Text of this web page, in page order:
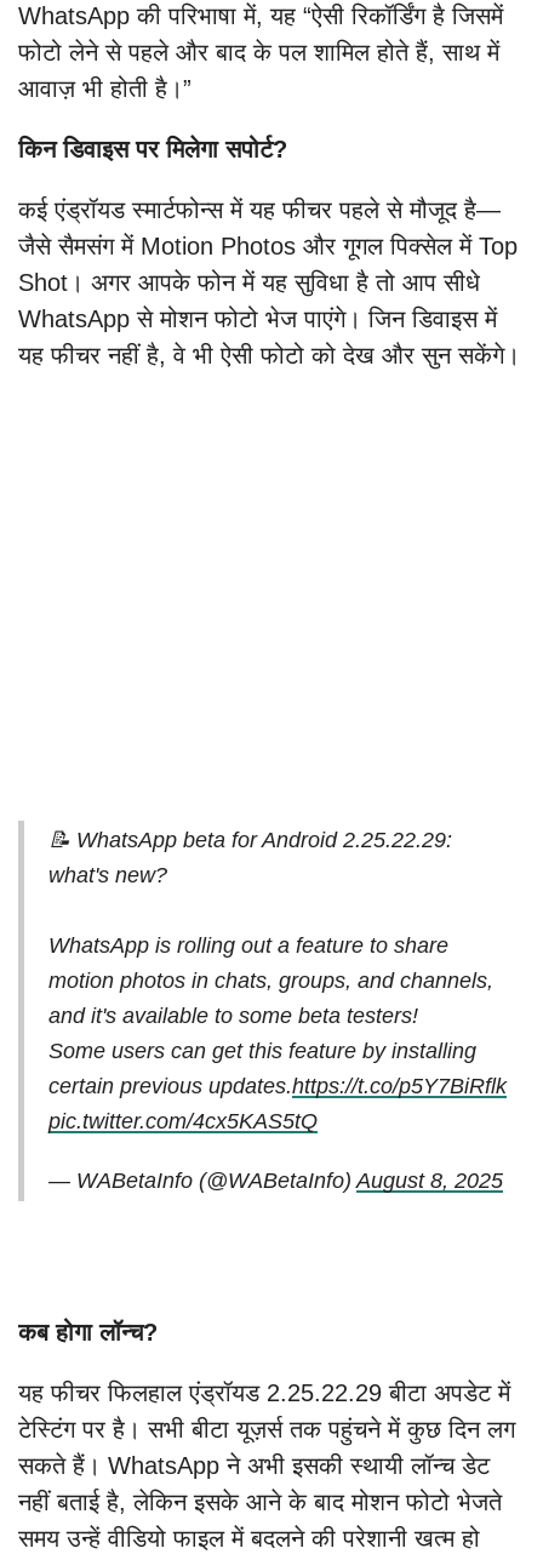
WhatsApp की परिभाषा में, यह “ऐसी रिकॉर्डिंग है जिसमें
फोटो लेने से पहले और बाद के पल शामिल होते हैं, साथ में
आवाज़ भी होती है।”
किन डिवाइस पर मिलेगा सपोर्ट?
कई एंड्रॉयड स्मार्टफोन्स में यह फीचर पहले से मौजूद है—
जैसे सैमसंग में Motion Photos और गूगल पिक्सेल में Top
Shot। अगर आपके फोन में यह सुविधा है तो आप सीधे
WhatsApp से मोशन फोटो भेज पाएंगे। जिन डिवाइस में
यह फीचर नहीं है, वे भी ऐसी फोटो को देख और सुन सकेंगे।
📝 WhatsApp beta for Android 2.25.22.29:
what's new?
WhatsApp is rolling out a feature to share
motion photos in chats, groups, and channels,
and it's available to some beta testers!
Some users can get this feature by installing
certain previous updates.https://t.co/p5Y7BiRflk
pic.twitter.com/4cx5KAS5tQ
— WABetaInfo (@WABetaInfo)August 8, 2025
कब होगा लॉन्च?
यह फीचर फिलहाल एंड्रॉयड 2.25.22.29 बीटा अपडेट में
टेस्टिंग पर है। सभी बीटा यूज़र्स तक पहुंचने में कुछ दिन लग
सकते हैं। WhatsApp ने अभी इसकी स्थायी लॉन्च डेट
नहीं बताई है, लेकिन इसके आने के बाद मोशन फोटो भेजते
समय उन्हें वीडियो फाइल में बदलने की परेशानी खत्म हो